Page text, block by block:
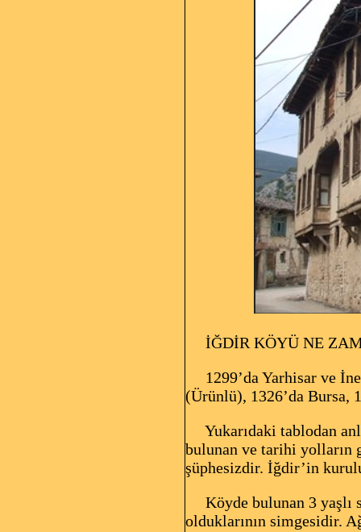
İĞDİR KÖYÜ NE
1299’da Yarhisar ve
(Ürünlü), 1326’da Bursa,
Yukarıdaki tablodan
bulunan ve tarihi yolların
şüphesizdir. İğdir’in
Köyde bulunan 3 yaşlı
olduklarının simgesidir.